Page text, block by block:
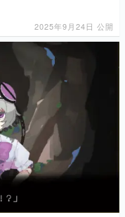
2025年9月24日 公開